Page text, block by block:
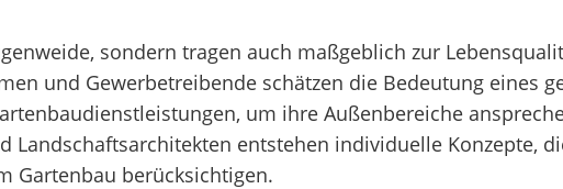
sondern tragen auch maßgeblich zur
und Gewerbetreibende schätzen die Bedeutung eines
um ihre Außenbereiche
entstehen individuelle Konzepte,
Gartenbau berücksichtigen.